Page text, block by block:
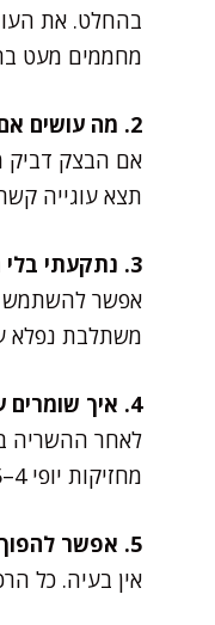
בהחלט. את
מחממים מעט
2. מה עושים אם הבצק יוצא רך מדי?
אם הבצק דביק
תצא עוגייה
3. נתקעתי בלי מי ורדים – מה אפשר במקום?
אפשר להשתמש
משתלבת נפלא
4. איך שומרים על העוגיות פריכות?
לאחר ההשריה
מחזיקות יופי 4–5 ימים.
5. אפשר להפוך את המתכון לפרווה?
אין בעיה. כל